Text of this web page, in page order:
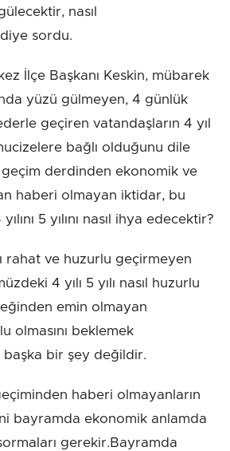
nasıl
sordu.
İlçe Başkanı Keskin, mübarek
yüzü gülmeyen, 4 günlük
geçiren vatandaşların 4 yıl
bağlı olduğunu dile
geçim derdinden ekonomik ve
haberi olmayan iktidar, bu
5 yılını nasıl ihya edecektir?
rahat ve huzurlu geçirmeyen
4 yılı 5 yılı nasıl huzurlu
emin olmayan
olmasını beklemek
bir şey değildir.
haberi olmayanların
bayramda ekonomik anlamda
gerekir.Bayramda